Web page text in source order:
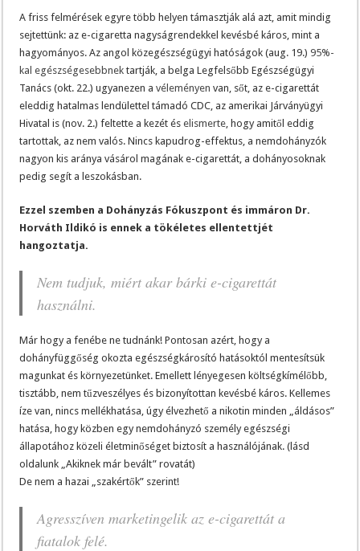
A friss felmérések egyre több helyen támasztják alá azt, amit mindig
sejtettünk: az e-cigaretta nagyságrendekkel kevésbé káros, mint a
hagyományos. Az angol közegészségügyi hatóságok (aug. 19.)95%-
kal egészségesebbnek tartják, a belga Legfelsőbb Egészségügyi
Tanács (okt. 22.) ugyanezen avéleményen van, sőt, az e-cigarettát
eleddig hatalmas lendülettel támadó CDC, az amerikai Járványügyi
Hivatal is (nov. 2.) feltette a kezét éselismerte, hogy amitől eddig
tartottak, az nem valós. Nincs kapudrog-effektus, a nemdohányzók
nagyon kis aránya vásárol magának e-cigarettát, a dohányosoknak
pedig segít a leszokásban.
Ezzel szemben a Dohányzás Fókuszpont és immáron Dr.
Horváth Ildikó is ennek a tökéletes ellentettjét
hangoztatja.
Nem tudjuk, miért akar bárki e-cigarettát
használni.
Már hogy a fenébe ne tudnánk! Pontosan azért, hogy a
dohányfüggőség okozta egészségkárosító hatásoktól mentesítsük
magunkat és környezetünket. Emellett lényegesen költségkímélőbb,
tisztább, nem tűzveszélyes és bizonyítottan kevésbé káros. Kellemes
íze van, nincs mellékhatása, úgy élvezhető a nikotin minden „áldásos”
hatása, hogy közben egy nemdohányzó személy egészségi
állapotához közeli életminőséget biztosít a használójának. (lásd
oldalunk „Akiknek már bevált” rovatát)
De nem a hazai „szakértők” szerint!
Agresszíven marketingelik az e-cigarettát a
fiatalok felé.